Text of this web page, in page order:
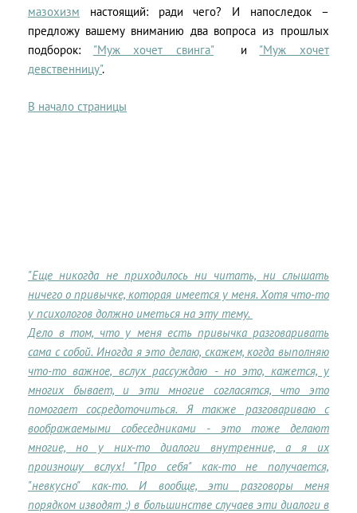
мазохизм настоящий: ради чего? И напоследок –
предложу вашему вниманию два вопроса из прошлых
подборок: "Муж хочет свинга"и "Муж хочет
девственницу".
В начало страницы
"Еще никогда не приходилось ни читать, ни слышать
ничего о привычке, которая имеется у меня. Хотя что-то
у психологов должно иметься на эту тему.
Дело в том, что у меня есть привычка разговаривать
сама с собой. Иногда я это делаю, скажем, когда выполняю
что-то важное, вслух рассуждаю - но это, кажется, у
многих бывает, и эти многие согласятся, что это
помогает сосредоточиться. Я также разговариваю с
воображаемыми собеседниками - это тоже делают
многие, но у них-то диалоги внутренние, а я их
произношу вслух! "Про себя" как-то не получается,
"невкусно" как-то. И вообще, эти разговоры меня
порядком изводят :) в большинстве случаев эти диалоги в